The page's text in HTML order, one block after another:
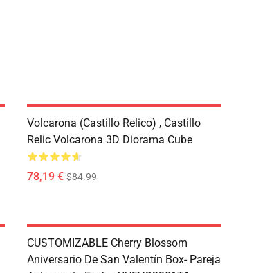
Volcarona (Castillo Relico) , Castillo
Relic Volcarona 3D Diorama Cube
78,19 € $84.99
CUSTOMIZABLE Cherry Blossom
Aniversario De San Valentín Box- Pareja